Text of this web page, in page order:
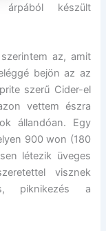
készült
az, amit
bejön az az
szerű Cider-el
vettem észra
állandóan. Egy
900 won (180
létezik üveges
visznek
piknikezés a